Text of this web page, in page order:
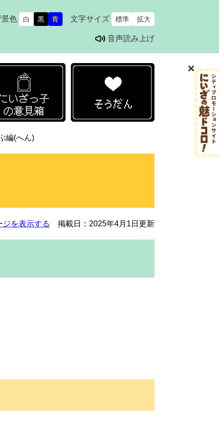
景色 白 黒 青 文字サイズ 標準 拡大
音声読み上げ
リンのひみつのへや 新座はかせになろう！
編(へん)
ジを表示する 掲載日：2025年4月1日更新